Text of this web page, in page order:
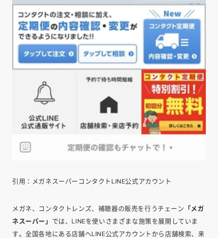
引用：メガネスーパーコンタクトLINE公式アカウント
メガネ、コンタクトレンズ、補聴器の販売を行うチェーン
「メガ
ネスーパー」 では、LINEを使いさまざまな施策を展開していま
す。全国各地にある店舗へLINE公式アカウントから店舗検索、来